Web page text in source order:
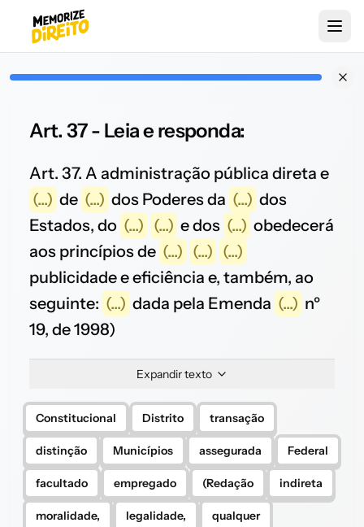
Art. 37 - Leia e responda:
Art. 37. A administração pública direta e
(...) de (...) dos Poderes da (...) dos
Estados, do (...) (...) e dos (...) obedecerá
aos princípios de (...) (...) (...)
publicidade e eficiência e, também, ao
seguinte: (...) dada pela Emenda (...) nº
19, de 1998)
Expandir texto
Constitucional Distrito transação
distinção Municípios assegurada Federal
facultado empregado (Redação indireta
moralidade, legalidade, qualquer